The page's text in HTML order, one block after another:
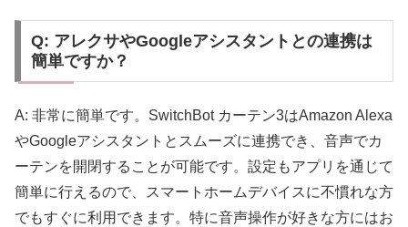
Q: アレクサやGoogleアシスタントとの連携は
簡単ですか？
A: 非常に簡単です。SwitchBot カーテン3はAmazon Alexa
やGoogleアシスタントとスムーズに連携でき、音声でカ
ーテンを開閉することが可能です。設定もアプリを通じて
簡単に行えるので、スマートホームデバイスに不慣れな方
でもすぐに利用できます。特に音声操作が好きな方にはお